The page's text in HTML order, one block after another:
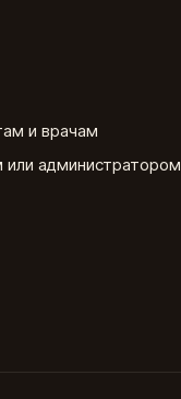
и врачам
или администратором